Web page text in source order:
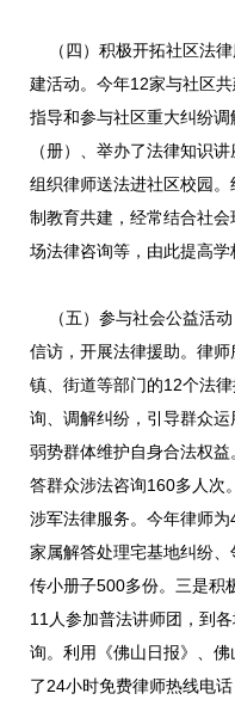
（四）积极开拓社区法律
建活动。今年12家与社区
指导和参与社区重大纠纷
（册）、举办了法律知识
组织律师送法进社区校园
制教育共建，经常结合社
场法律咨询等，由此提高学
（五）参与社会公益活动
信访，开展法律援助。律
镇、街道等部门的12个法
询、调解纠纷，引导群众
弱势群体维护自身合法权
答群众涉法咨询160多人次
涉军法律服务。今年律师
家属解答处理宅基地纠纷
传小册子500多份。三是积
11人参加普法讲师团，到
询。利用《佛山日报》、
了24小时免费律师热线电